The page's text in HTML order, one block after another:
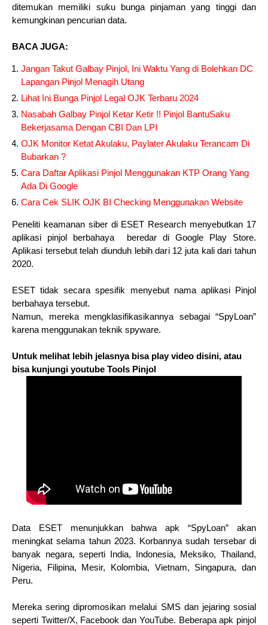
ditemukan memiliki suku bunga pinjaman yang tinggi dan
kemungkinan pencurian data.
BACA JUGA:
Jangan Takut Galbay Pinjol, Ini Waktu Yang di Bolehkan DC
Lapangan Pinjol Menagih Utang
Lihat Ini Bunga Pinjol Legal OJK Terbaru 2024
Nasabah Galbay Pinjol Ketar Ketir !! Pinjol BantuSaku
Bekerjasama Dengan CBI Dan LPI
OJK Monitor Ketat Akulaku, Paylater Akulaku Terancam Di
Bubarkan ?
Cara Daftar Aplikasi Pinjol Menggunakan KTP Orang Yang
Ada Di Google
Cara Cek SLIK OJK BI Checking Menggunakan Website
Peneliti keamanan siber di ESET Research menyebutkan 17
aplikasi pinjol berbahaya beredar di Google Play Store.
Aplikasi tersebut telah diunduh lebih dari 12 juta kali dari tahun
2020.
ESET tidak secara spesifik menyebut nama aplikasi Pinjol
berbahaya tersebut.
Namun, mereka mengklasifikasikannya sebagai “SpyLoan”
karena menggunakan teknik spyware.
Untuk melihat lebih jelasnya bisa play video disini, atau
bisa kunjungi youtube Tools Pinjol
Data ESET menunjukkan bahwa apk “SpyLoan” akan
meningkat selama tahun 2023. Korbannya sudah tersebar di
banyak negara, seperti India, Indonesia, Meksiko, Thailand,
Nigeria, Filipina, Mesir, Kolombia, Vietnam, Singapura, dan
Peru.
Mereka sering dipromosikan melalui SMS dan jejaring sosial
seperti Twitter/X, Facebook dan YouTube. Beberapa apk pinjol